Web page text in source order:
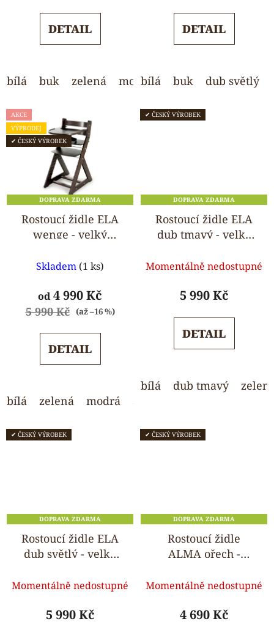
5,0
z
DETAIL
bílá buk zelená modrá světle šedá
5,0
z
DETAIL
bílá buk dub světlý
AKCE
VÝPRODEJ
✔ ČESKÝ VÝROBEK
DOPRAVA ZDARMA
Rostoucí židle ELA
wenge - velký
hodnocení
produktu
je
5
Skladem (1 ks)
od4 990 Kč
5 990 Kč (až –16 %)
DETAIL
bílá zelená modrá světle šedá
✔ ČESKÝ VÝROBEK
DOPRAVA ZDARMA
Rostoucí židle ELA
dub tmavý - velký
hodnocení
produktu
5,0
z
Momentálně nedostupné
5 990 Kč
DETAIL
bílá dub tmavý
✔ ČESKÝ VÝROBEK
DOPRAVA ZDARMA
Rostoucí židle ELA
dub světlý - velký
hodnocení
produktu
Momentálně nedostupné
5 990 Kč
✔ ČESKÝ VÝROBEK
DOPRAVA ZDARMA
Rostoucí židle
ALMA ořech -
hodnocení
produktu
Momentálně nedostupné
4 690 Kč